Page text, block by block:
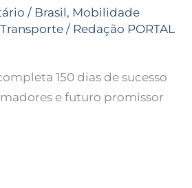
/ Brasil, Mobilidade
Transporte / Redação PORTAL
150 dias de sucesso
e futuro promissor